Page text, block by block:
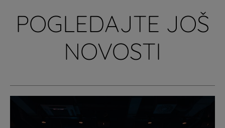
POGLEDAJTE JOŠ
NOVOSTI